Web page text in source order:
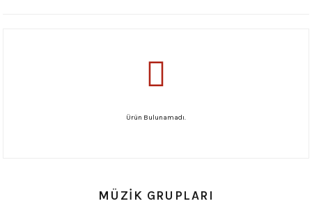
Ürün Bulunamadı.
MÜZİK GRUPLARI